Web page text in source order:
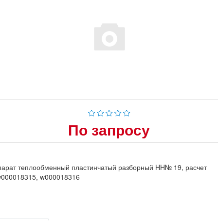
По запросу
теплообменный пластинчатый разборный HH№ 19, расчет
w000018316